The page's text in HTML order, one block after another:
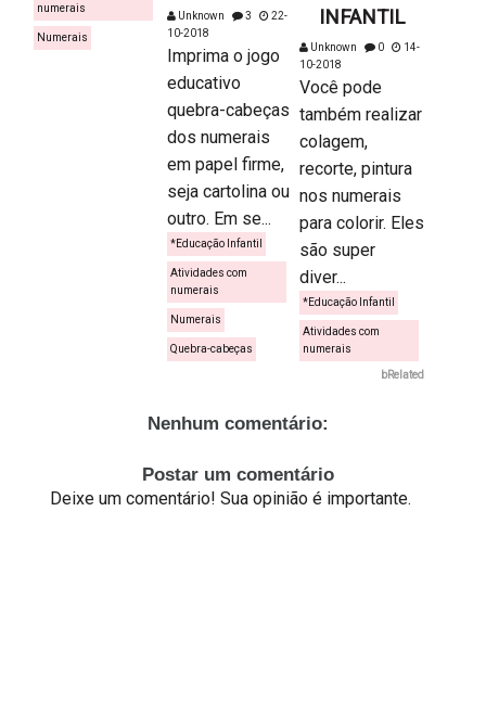
numerais
Numerais
Unknown 3
22-
10-2018
Imprima o jogo
educativo
quebra-cabeças
dos numerais
em papel firme,
seja cartolina ou
outro. Em se...
*Educação Infantil
Atividades com
numerais
Numerais
Quebra-cabeças
INFANTIL
Unknown 0
14-
10-2018
Você pode
também realizar
colagem,
recorte, pintura
nos numerais
para colorir. Eles
são super
diver...
*Educação Infantil
Atividades com
numerais
bRelated
Nenhum comentário:
Postar um comentário
Deixe um comentário! Sua opinião é importante.